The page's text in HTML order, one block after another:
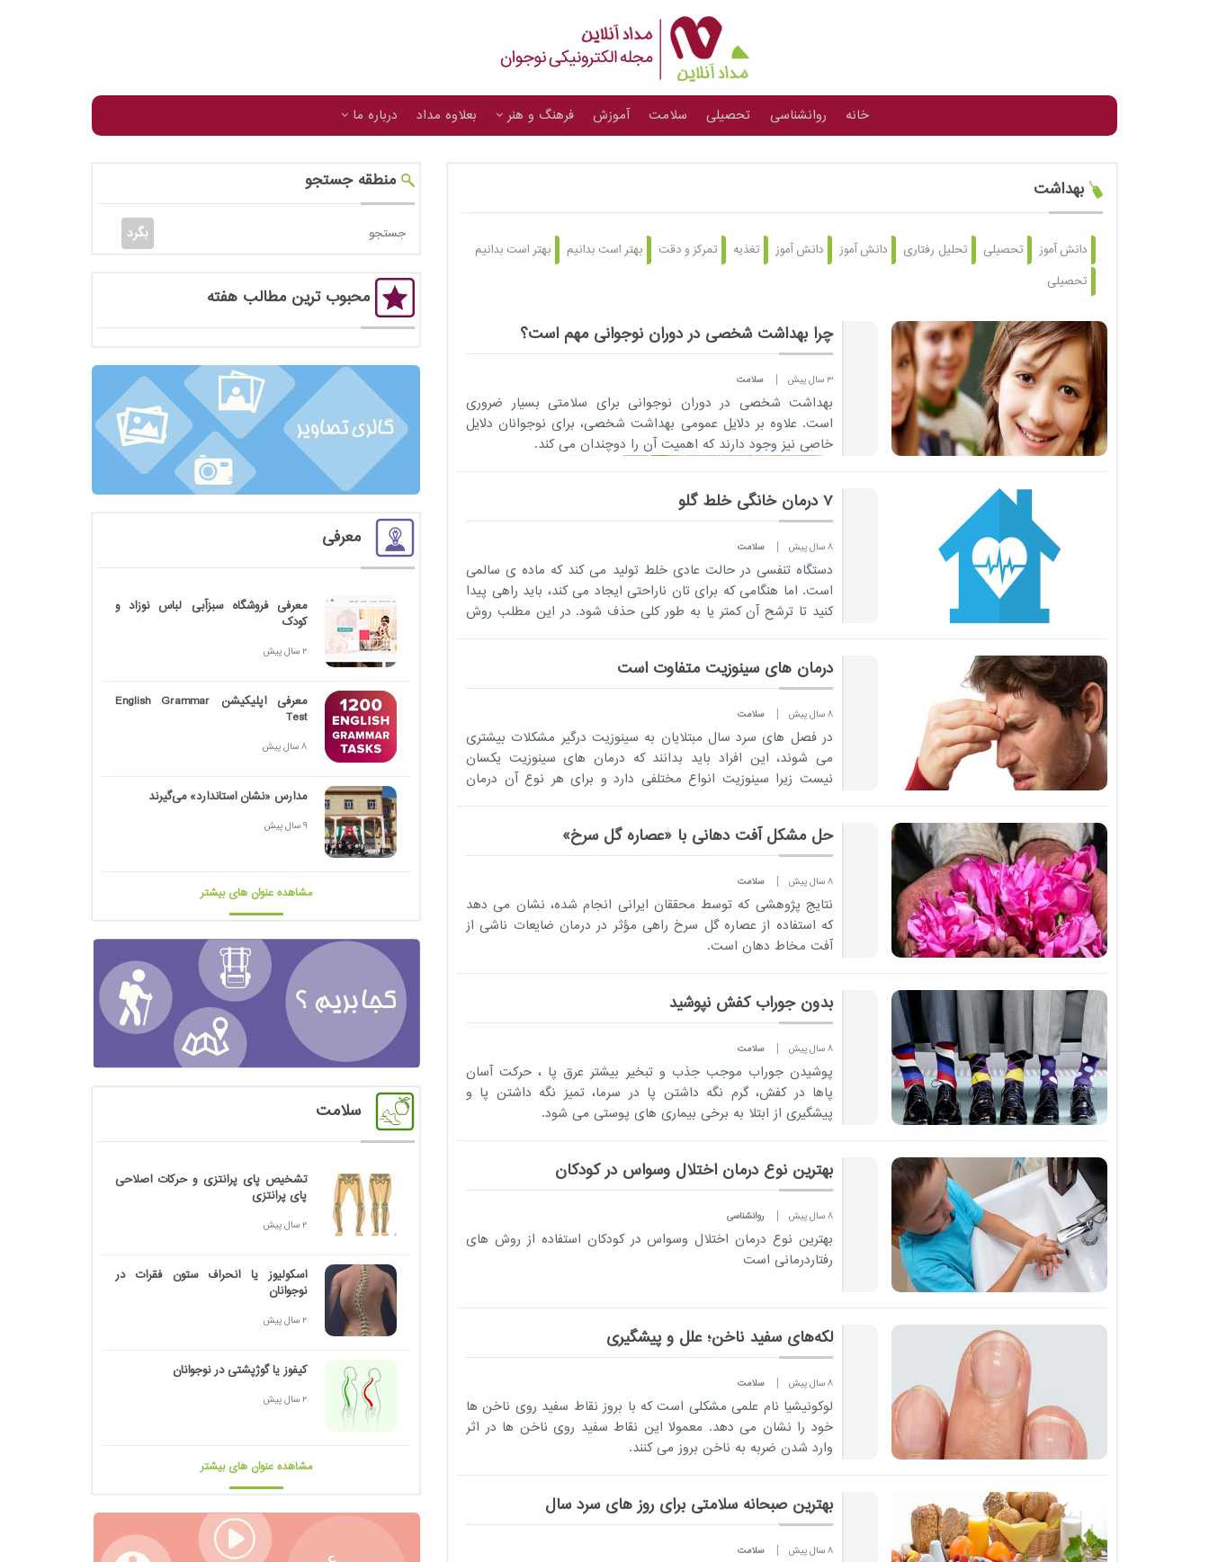
خانه روانشناسی تحصیلی سلامت آموزش فرهنگ و هنر بعلاوه مداد درباره ما
بهداشت
دانش آموز تحصیلی تحلیل رفتاری دانش آموز دانش آموز تغذیه تمرکز و دقت بهتر است بدانیم
بهتر است بدانیم
تحصیلی
چرا بهداشت شخصی در دوران نوجوانی مهم است؟
3 سال پیش سلامت
بهداشت شخصی در دوران نوجوانی برای سلامتی بسیار ضروری
است. علاوه بر دلایل عمومی بهداشت شخصی، برای نوجوانان دلایل
خاصی نیز وجود دارند که اهمیت آن را دوچندان می کند.
تکاملی ضروری
3 سال پیش
روانشناسی
مشاور وزیر
در امور
تشخیص به
موقع و غربالگری
کودکان دچار
در دانش...
7 درمان خانگی خلط گلو
8 سال پیش سلامت
دستگاه تنفسی در حالت عادی خلط تولید می کند که ماده ی سالمی
است. اما هنگامی که برای تان ناراحتی ایجاد می کند، باید راهی پیدا
کنید تا ترشح آن کمتر یا به طور کلی حذف شود. در این مطلب روش
درمان های سینوزیت متفاوت است
8 سال پیش سلامت
در فصل های سرد سال مبتلایان به سینوزیت درگیر مشکلات بیشتری
می شوند، این افراد باید بدانند که درمان های سینوزیت یکسان
نیست زیرا سینوزیت انواع مختلفی دارد و برای هر نوع آن درمان
حل مشکل آفت دهانی با «عصاره گل سرخ»
8 سال پیش سلامت
نتایج پژوهشی که توسط محققان ایرانی انجام شده، نشان می دهد
که استفاده از عصاره گل سرخ راهی مؤثر در درمان ضایعات ناشی از
آفت مخاط دهان است.
بدون جوراب کفش نپوشید
8 سال پیش سلامت
پوشیدن جوراب موجب جذب و تبخیر بیشتر عرق پا ، حرکت آسان
پاها در کفش، گرم نگه داشتن پا در سرما، تمیز نگه داشتن پا و
پیشگیری از ابتلا به برخی بیماری های پوستی می شود.
بهترین نوع درمان اختلال وسواس در کودکان
8 سال پیش روانشناسی
بهترین نوع درمان اختلال وسواس در کودکان استفاده از روش های
رفتاردرمانی است
لکه‌های سفید ناخن؛ علل و پیشگیری
8 سال پیش سلامت
لوکونیشیا نام علمی مشکلی است که با بروز نقاط سفید روی ناخن ها
خود را نشان می دهد. معمولا این نقاط سفید روی ناخن ها در اثر
وارد شدن ضربه به ناخن بروز می کنند.
بهترین صبحانه سلامتی برای روز های سرد سال
8 سال پیش سلامت
منطقه جستجو
محبوب ترین مطالب هفته
معرفی
معرفی فروشگاه سبزآبی لباس نوزاد و
کودک
2 سال پیش
معرفی اپلیکیشن English Grammar
Test
8 سال پیش
مدارس «نشان استاندارد» می‌گیرند
9 سال پیش
مشاهده عنوان های بیشتر
سلامت
تشخیص پای پرانتزی و حرکات اصلاحی
پای پرانتزی
2 سال پیش
اسکولیوز یا انحراف ستون فقرات در
نوجوانان
2 سال پیش
کیفوز یا گوژپشتی در نوجوانان
2 سال پیش
مشاهده عنوان های بیشتر